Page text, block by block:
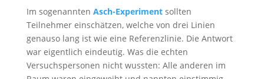
Im sogenannten Asch-Experiment sollten
Teilnehmer einschätzen, welche von drei Linien
genauso lang ist wie eine Referenzlinie. Die Antwort
war eigentlich eindeutig. Was die echten
Versuchspersonen nicht wussten: Alle anderen im